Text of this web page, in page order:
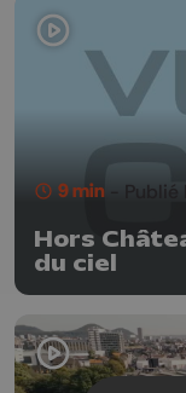
9 min - Publié
Hors
du ciel